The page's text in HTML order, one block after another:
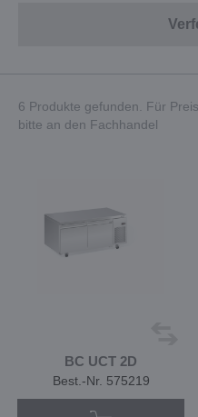
6 Produkte gefunden. Für
bitte an den Fachhandel
BC UCT 2D
Best.-Nr. 575219